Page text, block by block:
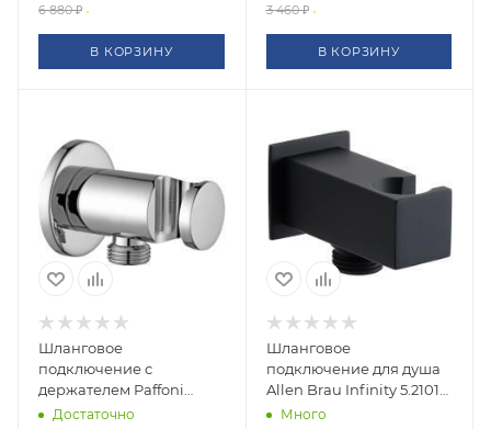
6 880₽
В КОРЗИНУ
3 460₽
В КОРЗИНУ
Шланговое
подключение с
держателем Paffoni
ZSUP031CR хром
Достаточно
Шланговое
подключение для душа
Allen Brau Infinity 5.21017-
31 черный матовый
Много